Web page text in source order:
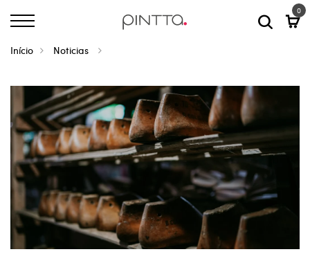
0
Início Noticias